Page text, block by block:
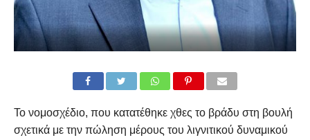
Το νομοσχέδιο, που κατατέθηκε χθες το βράδυ στη βουλή
σχετικά με την πώληση μέρους του λιγνιτικού δυναμικού